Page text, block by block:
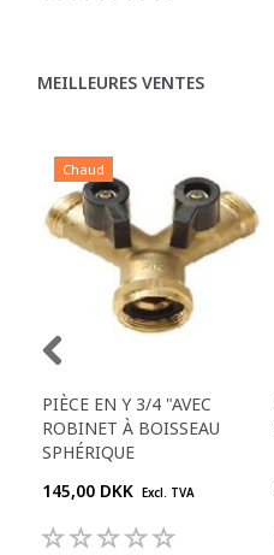
MEILLEURES VENTES
Chaud
PIÈCE EN Y 3/4 "AVEC
ROBINET À BOISSEAU
SPHÉRIQUE
145,00 DKK Excl. TVA